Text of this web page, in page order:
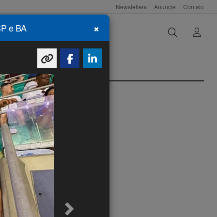
Newsletters Anuncie Contato
DOC 50 ANOS PANROTAS
×
e BA